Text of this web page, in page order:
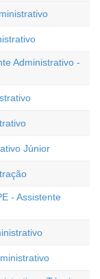
Administrativo -
Júnior
- Assistente